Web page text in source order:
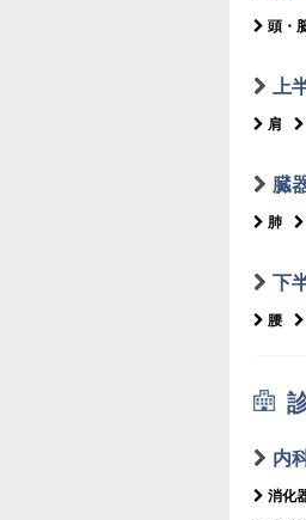
頭・
上
肩
臓
肺
下
腰
内
消化